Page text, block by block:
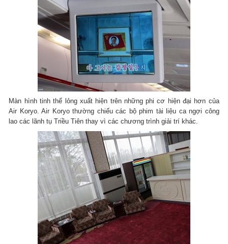
Màn hình tinh thể lỏng xuất hiện trên những phi cơ hiện đại hơn của
Air Koryo. Air Koryo thường chiếu các bộ phim tài liệu ca ngợi công
lao các lãnh tụ Triều Tiên thay vì các chương trình giải trí khác.